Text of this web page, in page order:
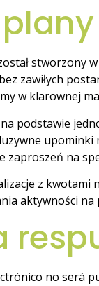
stworzony
zawiłych
w klarownej
podstawie
upominki
zaproszeń na
z kwotami
aktywności
no será